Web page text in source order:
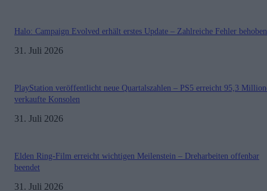
Halo: Campaign Evolved erhält erstes Update – Zahlreiche Fehler behoben
31. Juli 2026
PlayStation veröffentlicht neue Quartalszahlen – PS5 erreicht 95,3
verkaufte Konsolen
31. Juli 2026
Elden Ring-Film erreicht wichtigen Meilenstein – Dreharbeiten offenbar
beendet
31. Juli 2026